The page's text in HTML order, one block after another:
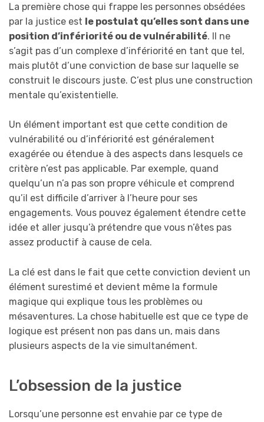
La première chose qui frappe les personnes obsédées
par la justice est le postulat qu’elles sont dans une
position d’infériorité ou de vulnérabilité. Il ne
s’agit pas d’un complexe d’infériorité en tant que tel,
mais plutôt d’une conviction de base sur laquelle se
construit le discours juste. C’est plus une construction
mentale qu’existentielle.
Un élément important est que cette condition de
vulnérabilité ou d’infériorité est généralement
exagérée ou étendue à des aspects dans lesquels ce
critère n’est pas applicable. Par exemple, quand
quelqu’un n’a pas son propre véhicule et comprend
qu’il est difficile d’arriver à l’heure pour ses
engagements. Vous pouvez également étendre cette
idée et aller jusqu’à prétendre que vous n’êtes pas
assez productif à cause de cela.
La clé est dans le fait que cette conviction devient un
élément surestimé et devient même la formule
magique qui explique tous les problèmes ou
mésaventures. La chose habituelle est que ce type de
logique est présent non pas dans un, mais dans
plusieurs aspects de la vie simultanément.
L’obsession de la justice
Lorsqu’une personne est envahie par ce type de